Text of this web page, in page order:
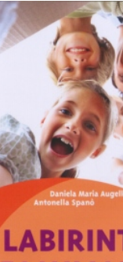
AGGIUNGI AL CARRELLO